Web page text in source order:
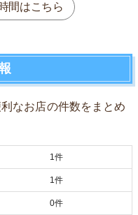
間はこちら
なお店の件数をまとめ
1件
1件
0件